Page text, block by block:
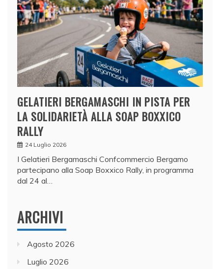
GELATIERI BERGAMASCHI IN PISTA PER
LA SOLIDARIETÀ ALLA SOAP BOXXICO
RALLY
24 Luglio 2026
I Gelatieri Bergamaschi Confcommercio Bergamo
partecipano alla Soap Boxxico Rally, in programma
dal 24 al…
ARCHIVI
Agosto 2026
Luglio 2026